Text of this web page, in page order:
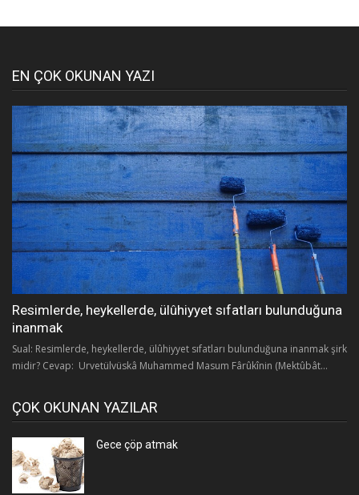
EN ÇOK OKUNAN YAZI
Resimlerde, heykellerde, ülûhiyyet sıfatları bulunduğuna
inanmak
Sual: Resimlerde, heykellerde, ülûhiyyet sıfatları bulunduğuna inanmak şirk
midir? Cevap: Urvetülvüskâ Muhammed Masum Fârûkînin (Mektûbât...
ÇOK OKUNAN YAZILAR
Gece çöp atmak